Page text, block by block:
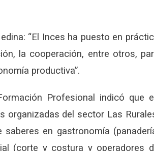
“El Inces ha puesto en
la cooperación, entre otros,
productiva”.
Profesional indicó que
organizadas del sector Las
en gastronomía
(corte y costura y operadores